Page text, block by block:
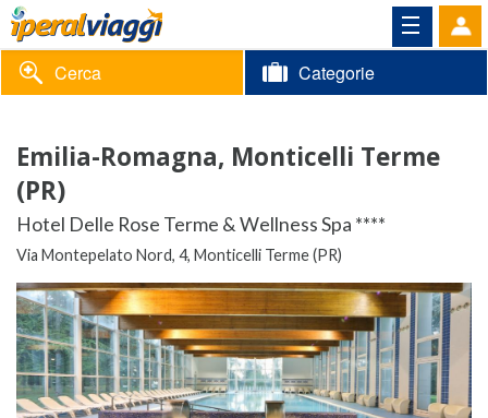
Volantino
Area
riservata
Informazioni
Contatti
Cerca Categorie
Emilia-Romagna, Monticelli Terme
(PR)
Hotel Delle Rose Terme & Wellness Spa ****
Via Montepelato Nord, 4, Monticelli Terme (PR)